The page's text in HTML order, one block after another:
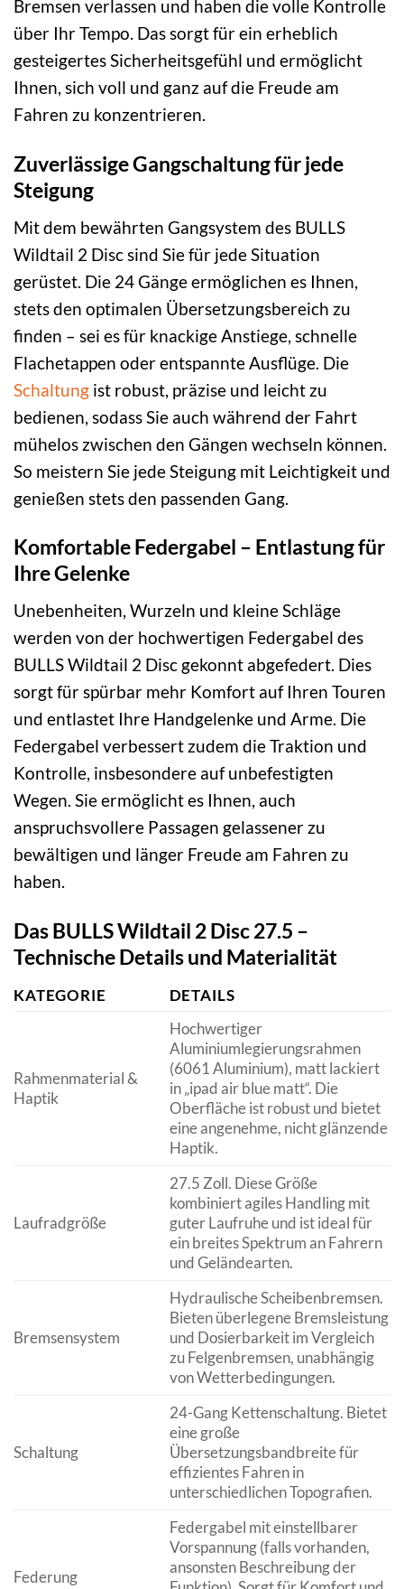
Bremsen verlassen und haben die volle Kontrolle
über Ihr Tempo. Das sorgt für ein erheblich
gesteigertes Sicherheitsgefühl und ermöglicht
Ihnen, sich voll und ganz auf die Freude am
Fahren zu konzentrieren.
Zuverlässige Gangschaltung für jede
Steigung
Mit dem bewährten Gangsystem des BULLS
Wildtail 2 Disc sind Sie für jede Situation
gerüstet. Die 24 Gänge ermöglichen es Ihnen,
stets den optimalen Übersetzungsbereich zu
finden – sei es für knackige Anstiege, schnelle
Flachetappen oder entspannte Ausflüge. Die
Schaltung ist robust, präzise und leicht zu
bedienen, sodass Sie auch während der Fahrt
mühelos zwischen den Gängen wechseln können.
So meistern Sie jede Steigung mit Leichtigkeit und
genießen stets den passenden Gang.
Komfortable Federgabel – Entlastung für
Ihre Gelenke
Unebenheiten, Wurzeln und kleine Schläge
werden von der hochwertigen Federgabel des
BULLS Wildtail 2 Disc gekonnt abgefedert. Dies
sorgt für spürbar mehr Komfort auf Ihren Touren
und entlastet Ihre Handgelenke und Arme. Die
Federgabel verbessert zudem die Traktion und
Kontrolle, insbesondere auf unbefestigten
Wegen. Sie ermöglicht es Ihnen, auch
anspruchsvollere Passagen gelassener zu
bewältigen und länger Freude am Fahren zu
haben.
Das BULLS Wildtail 2 Disc 27.5 –
Technische Details und Materialität
KATEGORIE DETAILS
Rahmenmaterial &
Haptik
Hochwertiger
Aluminiumlegierungsrahmen
(6061 Aluminium), matt lackiert
in „ipad air blue matt“. Die
Oberfläche ist robust und bietet
eine angenehme, nicht glänzende
Haptik.
Laufradgröße
27.5 Zoll. Diese Größe
kombiniert agiles Handling mit
guter Laufruhe und ist ideal für
ein breites Spektrum an Fahrern
und Geländearten.
Bremsensystem
Hydraulische Scheibenbremsen.
Bieten überlegene Bremsleistung
und Dosierbarkeit im Vergleich
zu Felgenbremsen, unabhängig
von Wetterbedingungen.
Schaltung
24-Gang Kettenschaltung. Bietet
eine große
Übersetzungsbandbreite für
effizientes Fahren in
unterschiedlichen Topografien.
Federung
Federgabel mit einstellbarer
Vorspannung (falls vorhanden,
ansonsten Beschreibung der